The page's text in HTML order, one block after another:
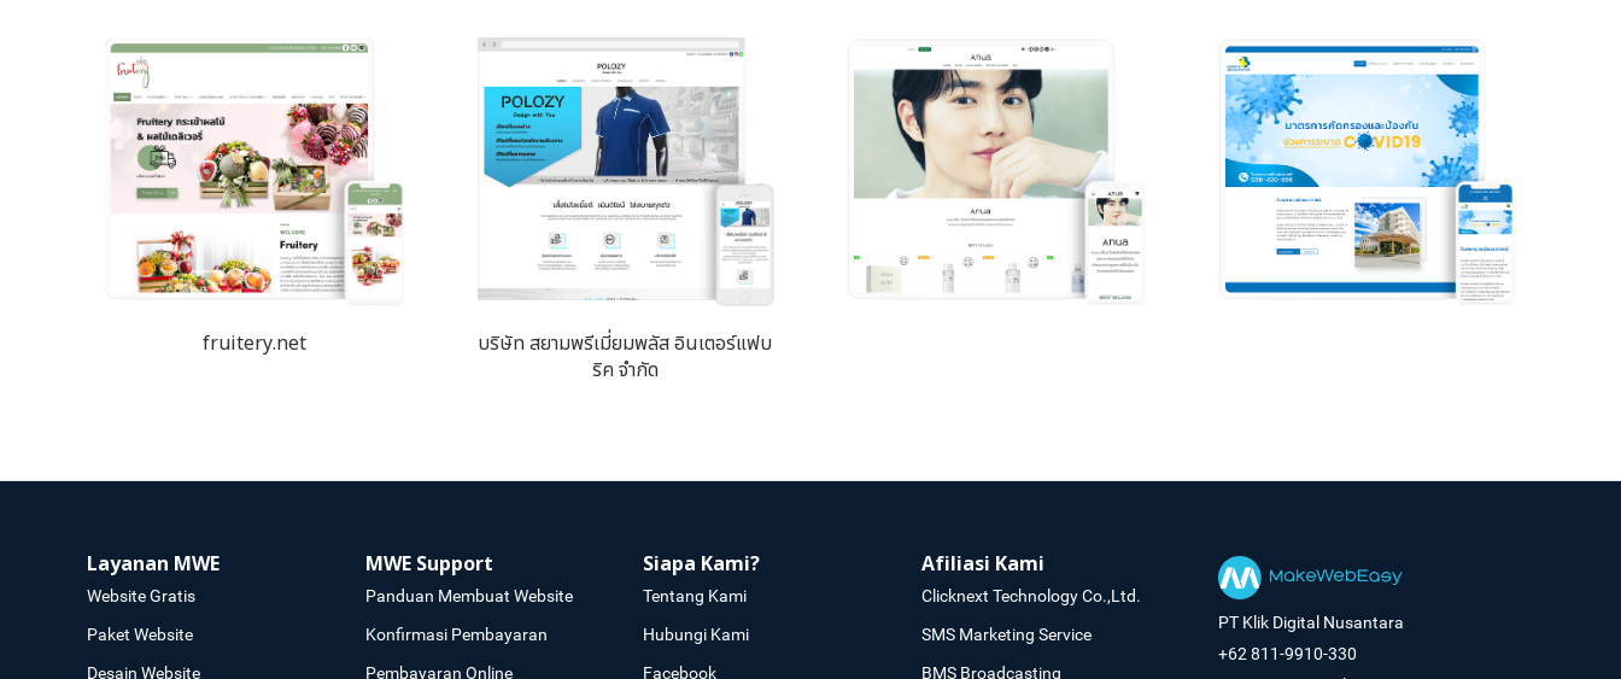
fruitery.net
บริษัท สยามพรีเมี่ยมพลัส อินเตอร์แฟบ
ริค จำกัด
Layanan MWE
Website Gratis
Paket Website
Desain Website
MWE Support
Panduan Membuat Website
Konfirmasi Pembayaran
Pembayaran Online
Siapa Kami?
Tentang Kami
Hubungi Kami
Facebook
Afiliasi Kami
Clicknext Technology Co.,Ltd.
SMS Marketing Service
BMS Broadcasting
PT Klik Digital Nusantara
+62 811-9910-330